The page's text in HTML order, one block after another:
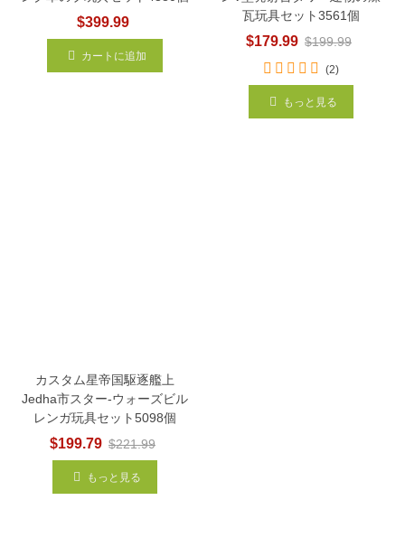
$399.99
カートに追加
瓦玩具セット3561個
$179.99 $199.99
(2)
もっと見る
カスタム星帝国駆逐艦上
Jedha市スター-ウォーズビル
レンガ玩具セット5098個
$199.79 $221.99
もっと見る